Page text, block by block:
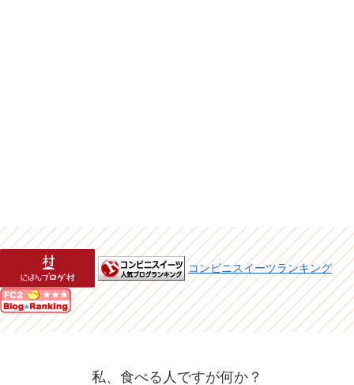
コンビニスイーツランキング
私、食べる人ですが何か？